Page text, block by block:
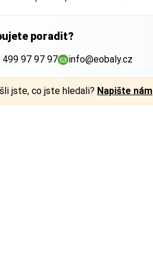
poradit?
499 97 97 97 info@eobaly.cz
jste, co jste hledali? Napište nám